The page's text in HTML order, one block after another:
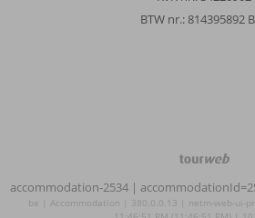
BTW nr.: 814395892
TourWeb
©
NetMatch
accommodation-2534 |
be | Accommodation | 380.0.0.13 | netm-web-ui-